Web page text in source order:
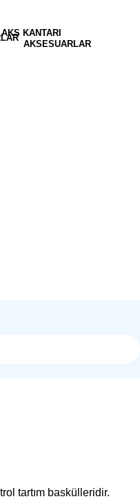
AKS KANTARI
AKSESUARLAR
tartım baskülleridir.